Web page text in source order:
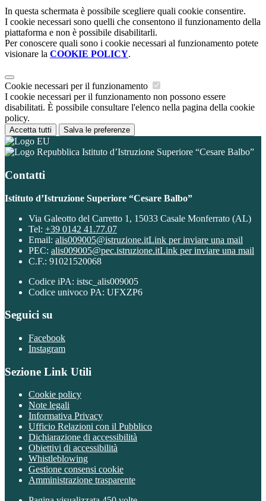
In questa schermata è possibile scegliere quali cookie consentire.
I cookie necessari sono quelli che consentono il funzionamento della
piattaforma e non è possibile disabilitarli.
Per conoscere quali sono i cookie necessari al funzionamento potete
visionare la COOKIE POLICY.
Cookie necessari per il funzionamento
I cookie necessari per il funzionamento non possono essere
disabilitati. È possibile consultare l'elenco nella pagina della cookie
policy.
Accetta tutti Salva le preferenze
Istituto d’Istruzione Superiore “Cesare Balbo”
Contatti
Istituto d’Istruzione Superiore “Cesare Balbo”
Via Galeotto del Carretto 1, 15033 Casale Monferrato (AL)
Tel: +39 0142 41.77.07
Email: alis009005@istruzione.itLink per inviare una mail
PEC: alis009005@pec.istruzione.itLink per inviare una mail
C.F.: 91021520068
Codice iPA: istsc_alis009005
Codice univoco PA: UFXZP6
Seguici su
Facebook
Instagram
Sezione Link Utili
Cookie policy
Note legali
Informativa Privacy
Ufficio Relazioni con il Pubblico
Dichiarazione di accessibilità
Obiettivi di accessibilità
Whistleblowing
Gestione consensi cookie
Amministrazione trasparente